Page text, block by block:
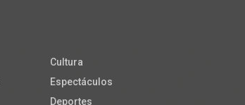
Cultura
Espectáculos
Deportes